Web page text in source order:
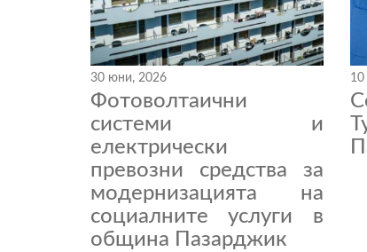
30 юни, 2026
Фотоволтаични
системи и
електрически
превозни средства за
модернизацията на
социалните услуги в
община Пазарджик